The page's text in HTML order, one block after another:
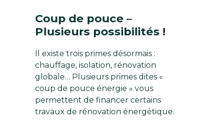
Coup de pouce –
Plusieurs possibilités !
Il existe trois primes désormais :
chauffage, isolation, rénovation
globale… Plusieurs primes dites «
coup de pouce énergie » vous
permettent de financer certains
travaux de rénovation énergétique.